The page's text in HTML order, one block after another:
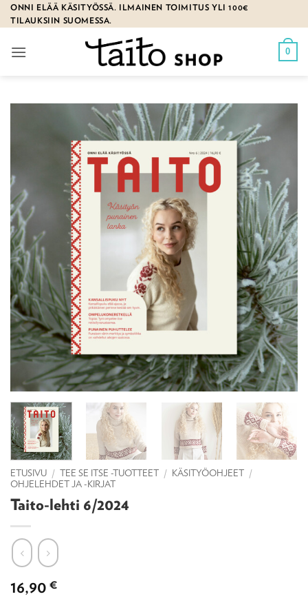
Skip
to
ONNI ELÄÄ KÄSITYÖSSÄ. ILMAINEN TOIMITUS YLI 100€
TILAUKSIIN SUOMESSA.
0
ETUSIVU / TEE SE ITSE -TUOTTEET / KÄSITYÖOHJEET /
OHJELEHDET JA -KIRJAT
Taito-lehti 6/2024
16,90 €